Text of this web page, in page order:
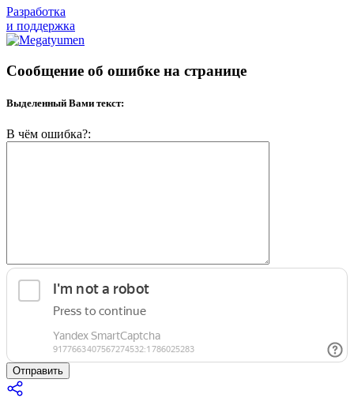
Разработка
и поддержка
Сообщение об ошибке на странице
Выделенный Вами текст:
В чём ошибка?:
Отправить